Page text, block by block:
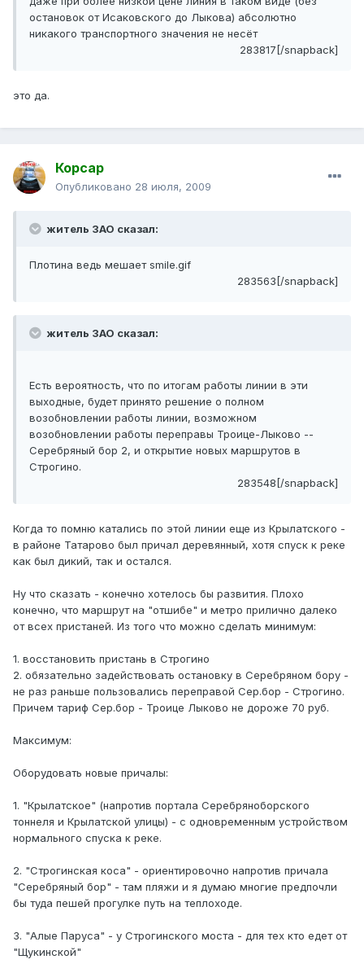
остановок от Исаковского до Лыкова) абсолютно
никакого транспортного значения не несёт
283817[/snapback]
это да.
Корсар
Опубликовано 28 июля, 2009
житель ЗАО сказал:
Плотина ведь мешает smile.gif
283563[/snapback]
житель ЗАО сказал:
Есть вероятность, что по итогам работы линии в эти
выходные, будет принято решение о полном
возобновлении работы линии, возможном
возобновлении работы переправы Троице-Лыково --
Серебряный бор 2, и открытие новых маршрутов в
Строгино.
283548[/snapback]
Когда то помню катались по этой линии еще из Крылатского -
в районе Татарово был причал деревянный, хотя спуск к реке
как был дикий, так и остался.
Ну что сказать - конечно хотелось бы развития. Плохо
конечно, что маршрут на "отшибе" и метро прилично далеко
от всех пристаней. Из того что можно сделать минимум:
1. восстановить пристань в Строгино
2. обязательно задействовать остановку в Серебряном бору -
не раз раньше пользовались переправой Сер.бор - Строгино.
Причем тариф Сер.бор - Троице Лыково не дороже 70 руб.
Максимум:
Оборудовать новые причалы:
1. "Крылатское" (напротив портала Серебряноборского
тоннеля и Крылатской улицы) - с одновременным устройством
нормального спуска к реке.
2. "Строгинская коса" - ориентировочно напротив причала
"Серебряный бор" - там пляжи и я думаю многие предпочли
бы туда пешей прогулке путь на теплоходе.
3. "Алые Паруса" - у Строгинского моста - для тех кто едет от
"Щукинской"